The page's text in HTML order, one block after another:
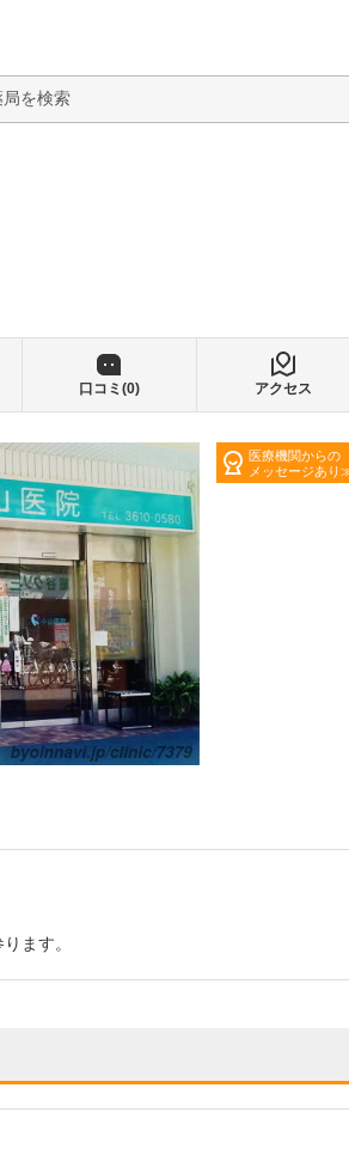
検索
口コミ(0) アクセス
医療機関からの
メッセージあり
ます。